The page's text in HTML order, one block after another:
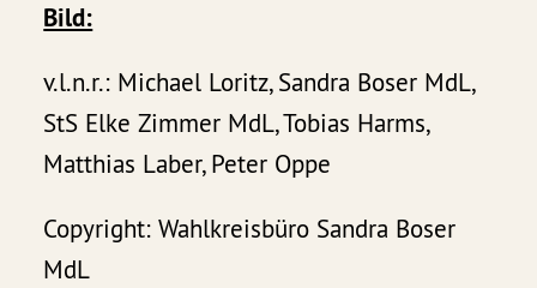
Bild:
v.l.n.r.: Michael Loritz, Sandra Boser MdL,
StS Elke Zimmer MdL, Tobias Harms,
Matthias Laber, Peter Oppe
Copyright: Wahlkreisbüro Sandra Boser
MdL